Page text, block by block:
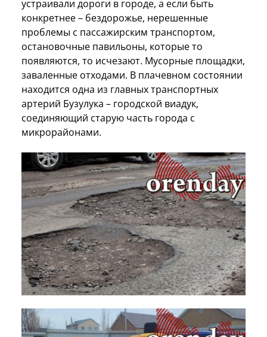
устраивали дороги в городе, а если быть
конкретнее – бездорожье, нерешенные
проблемы с пассажирским транспортом,
остановочные павильоны, которые то
появляются, то исчезают. Мусорные площадки,
заваленные отходами. В плачевном состоянии
находится одна из главных транспортных
артерий Бузулука – городской виадук,
соединяющий старую часть города с
микрорайонами.